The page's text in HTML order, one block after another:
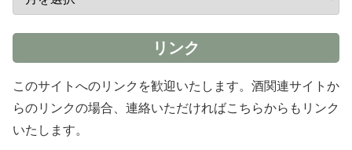
リンク
このサイトへのリンクを歓迎いたします。酒関連サイトか
らのリンクの場合、連絡いただければこちらからもリンク
いたします。